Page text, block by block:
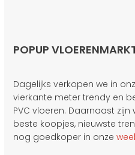
POPUP
Dagelijks verkopen we in
vierkante meter trendy en
PVC vloeren. Daarnaast
beste koopjes, nieuwste
nog goedkoper in onze